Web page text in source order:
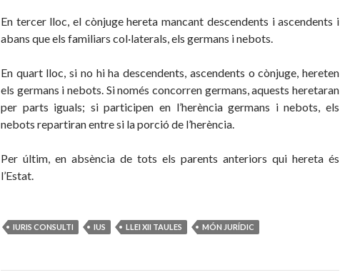
En tercer lloc, el cònjuge hereta mancant descendents i ascendents i
abans que els familiars col·laterals, els germans i nebots.
En quart lloc, si no hi ha descendents, ascendents o cònjuge, hereten
els germans i nebots. Si només concorren germans, aquests heretaran
per parts iguals; si participen en l’herència germans i nebots, els
nebots repartiran entre si la porció de l’herència.
Per últim, en absència de tots els parents anteriors qui hereta és
l’Estat.
IURIS CONSULTI IUS LLEI XII TAULES MÓN JURÍDIC